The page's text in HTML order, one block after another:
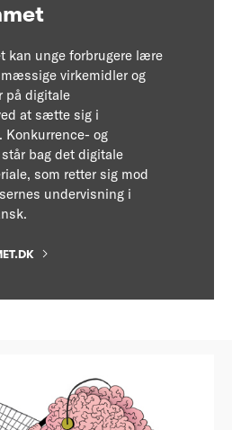
kan unge forbrugere lære
virkemidler og
på digitale
at sætte sig i
Konkurrence- og
bag det digitale
som retter sig mod
undervisning i